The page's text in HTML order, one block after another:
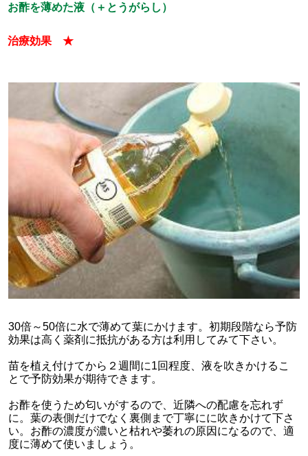
お酢を薄めた液（＋とうがらし）
治療効果 ★
30倍～50倍に水で薄めて葉にかけます。初期段階なら予防
効果は高く薬剤に抵抗がある方は利用してみて下さい。
苗を植え付けてから２週間に1回程度、液を吹きかけるこ
とで予防効果が期待できます。
お酢を使うため匂いがするので、近隣への配慮を忘れず
に。葉の表側だけでなく裏側まで丁寧にに吹きかけて下さ
い。お酢の濃度が濃いと枯れや萎れの原因になるので、適
度に薄めて使いましょう。